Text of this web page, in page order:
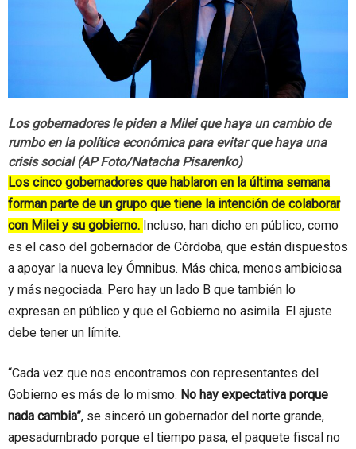
Los gobernadores le piden a Milei que haya un cambio de
rumbo en la política económica para evitar que haya una
crisis social (AP Foto/Natacha Pisarenko)
Los cinco gobernadores que hablaron en la última semana
forman parte de un grupo que tiene la intención de colaborar
con Milei y su gobierno. Incluso, han dicho en público, como
es el caso del gobernador de Córdoba, que están dispuestos
a apoyar la nueva ley Ómnibus. Más chica, menos ambiciosa
y más negociada. Pero hay un lado B que también lo
expresan en público y que el Gobierno no asimila. El ajuste
debe tener un límite.
“Cada vez que nos encontramos con representantes del
Gobierno es más de lo mismo. No hay expectativa porque
nada cambia”, se sinceró un gobernador del norte grande,
apesadumbrado porque el tiempo pasa, el paquete fiscal no